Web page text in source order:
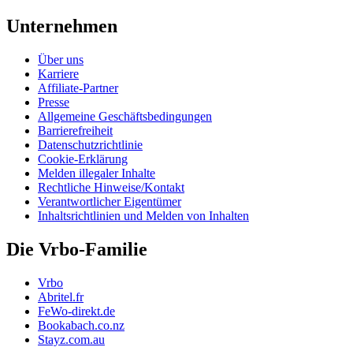
Unternehmen
Über uns
Karriere
Affiliate-Partner
Presse
Allgemeine Geschäftsbedingungen
Barrierefreiheit
Datenschutzrichtlinie
Cookie-Erklärung
Melden illegaler Inhalte
Rechtliche Hinweise/Kontakt
Verantwortlicher Eigentümer
Inhaltsrichtlinien und Melden von Inhalten
Die Vrbo-Familie
Vrbo
Abritel.fr
FeWo-direkt.de
Bookabach.co.nz
Stayz.com.au